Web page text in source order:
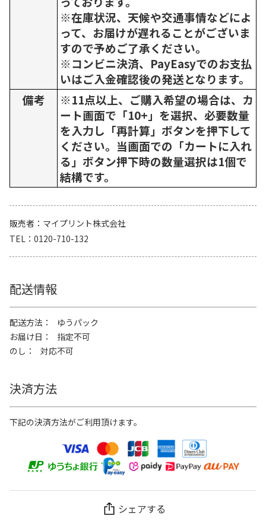
※在庫状況、天候や交通事情などによ
って、お届けが遅れることがございま
すので予めご了承ください。
※コンビニ決済、PayEasyでのお支払
いはご入金確認後の発送となります。
備考
※11点以上、ご購入希望の場合は、カ
ート画面で「10+」を選択、必要数量
を入力し「再計算」ボタンを押下して
ください。当画面での「カートに入れ
る」ボタン押下時の数量選択は1個で
結構です。
販売者
マイプリント株式会社
TEL
0120-710-132
配送情報
配送方法
ゆうパック
お届け日
指定不可
のし
対応不可
決済方法
下記の決済方法がご利用頂けます。
シェアする